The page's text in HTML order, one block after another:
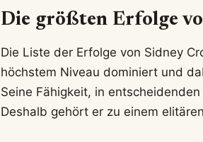
Die größten Erfolge
Die Liste der Erfolge von Sidney
höchstem Niveau dominiert und
Seine Fähigkeit, in
Deshalb gehört er zu einem